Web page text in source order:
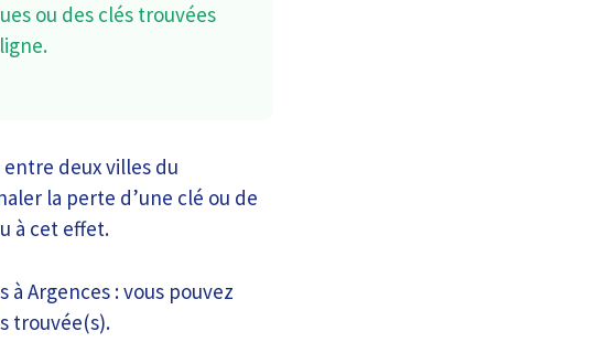
ou des clés trouvées
entre deux villes du
la perte d’une clé ou de
à cet effet.
à Argences : vous pouvez
trouvée(s).